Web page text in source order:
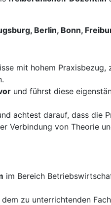
Berlin, Bonn,
mit hohem Praxisbezug,
und führst diese
achtest darauf, dass die
Verbindung von Theorie
im Bereich
dem zu unterrichtenden